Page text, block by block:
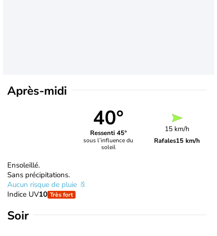
Après-midi
40°
Ressenti 45°
sous l’influence du
soleil
15 km/h
Rafales15 km/h
Ensoleillé.
Sans précipitations.
Aucun risque de pluie
Indice UV10 Très fort
Soir